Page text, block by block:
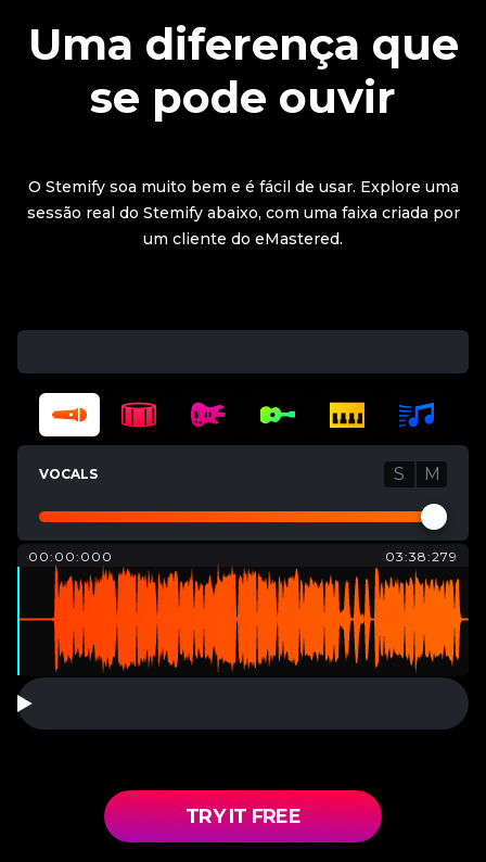
Uma diferença que
se pode ouvir
O Stemify soa muito bem e é fácil de usar. Explore uma
sessão real do Stemify abaixo, com uma faixa criada por
um cliente do eMastered.
00:00:000 03:38:279
VOCALS S M
TRY IT FREE